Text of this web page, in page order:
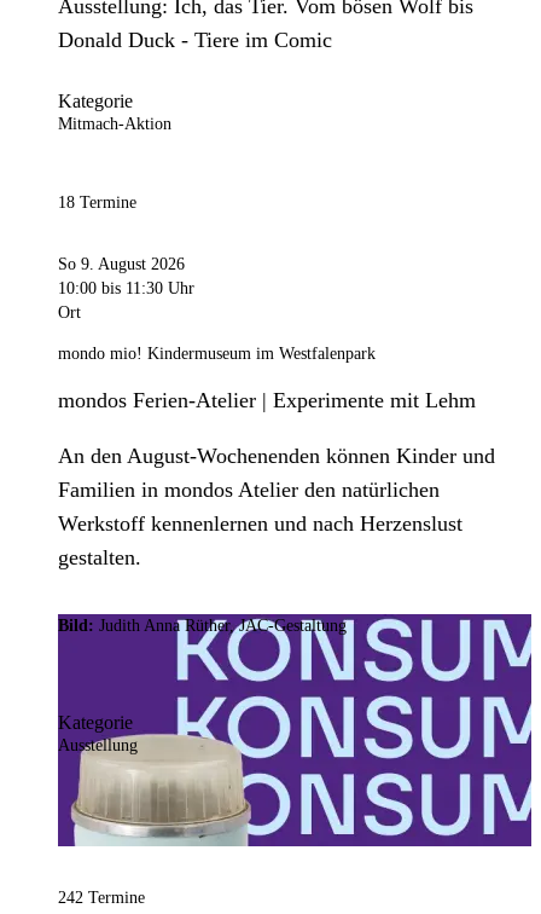
Ausstellung: Ich, das Tier. Vom bösen Wolf bis
Donald Duck - Tiere im Comic
Kategorie
Mitmach-Aktion
18 Termine
So 9. August 2026
10:00 bis 11:30 Uhr
Ort
mondo mio! Kindermuseum im Westfalenpark
mondos Ferien-Atelier | Experimente mit Lehm
An den August-Wochenenden können Kinder und
Familien in mondos Atelier den natürlichen
Werkstoff kennenlernen und nach Herzenslust
gestalten.
Bild: Judith Anna Rüther, JAC-Gestaltung
Kategorie
Ausstellung
242 Termine